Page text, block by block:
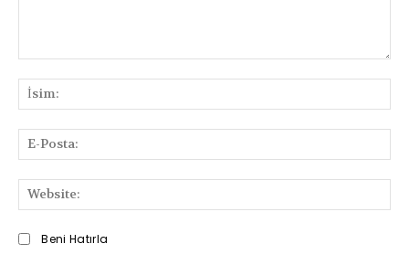
ve
Deneyimlerinizi
Beni Hatırla